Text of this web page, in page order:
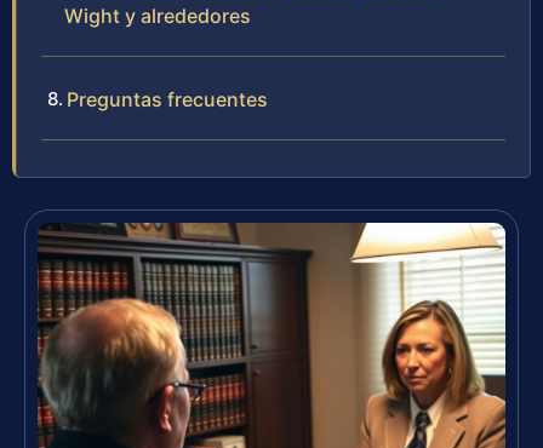
Wight y alrededores
Preguntas frecuentes